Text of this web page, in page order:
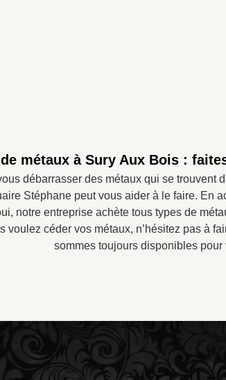
métaux à Sury Aux Bois :
débarrasser des métaux qui se trouvent
Stéphane peut vous aider à le faire. En
notre entreprise achète tous types de
voulez céder vos métaux, n’hésitez pas à
sommes toujours disponibles pour